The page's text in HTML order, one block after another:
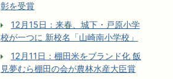
彰を受賞
12月15日：来春、城下・戸原小学
校が一つに 新校名「山崎南小学校」
12月11日：棚田米をブランド化 飯
見夢むら棚田の会が農林水産大臣賞